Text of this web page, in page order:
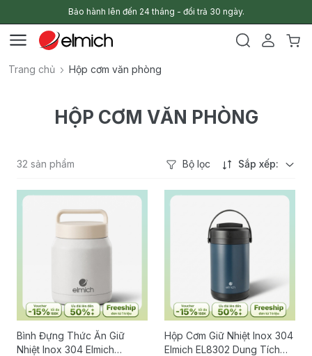
Bảo hành lên đến 24 tháng - đổi trả 30 ngày.
Trang chủ Hộp cơm văn phòng
HỘP CƠM VĂN PHÒNG
32 sản phẩm Bộ lọc Sắp xếp:
Bình Đựng Thức Ăn Giữ
Nhiệt Inox 304 Elmich
Hộp Cơm Giữ Nhiệt Inox 304
Elmich EL8302 Dung Tích